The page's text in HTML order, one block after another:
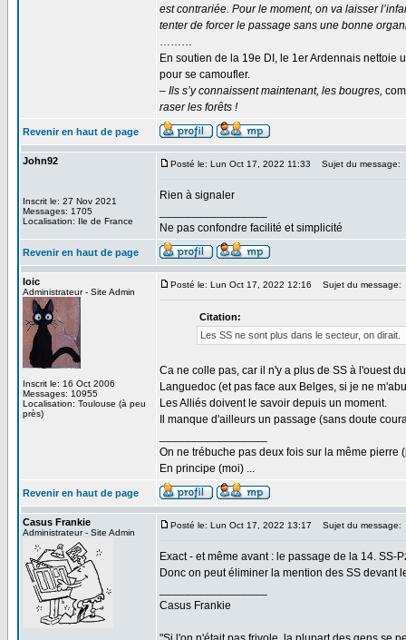
est contrariée. Pour le moment, on va laisser
tenter de forcer le passage sans une bonne
………
En soutien de la 19e DI, le 1er Ardennais nettoie
pour se camoufler.
– Ils s’y connaissent maintenant, les bougres,
raser les forêts !
Revenir en haut de page
John92
Inscrit le: 27 Nov 2021
Messages: 1705
Localisation: Ile de France
Posté le: Lun Oct 17, 2022 11:33 Sujet du message:
Rien à signaler
Ne pas confondre facilité et simplicité
Revenir en haut de page
loic
Administrateur - Site Admin
Inscrit le: 16 Oct 2006
Messages: 10955
Localisation: Toulouse (à peu
près)
Posté le: Lun Oct 17, 2022 12:16 Sujet du message:
Citation:
Les SS ne sont plus dans le secteur, on dirait.
Ca ne colle pas, car il n'y a plus de SS à l'ouest
Languedoc (et pas face aux Belges, si je ne
Les Alliés doivent le savoir depuis un moment.
Il manque d'ailleurs un passage (sans doute
On ne trébuche pas deux fois sur la même pierre
En principe (moi) ...
Revenir en haut de page
Casus Frankie
Administrateur - Site Admin
Posté le: Lun Oct 17, 2022 13:17 Sujet du message:
Exact - et même avant : le passage de la 14. SS-
Donc on peut éliminer la mention des SS devant
Casus Frankie